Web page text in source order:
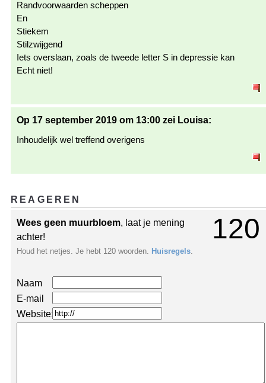
Randvoorwaarden scheppen
En
Stiekem
Stilzwijgend
Iets overslaan, zoals de tweede letter S in depressie kan
Echt niet!
Op 17 september 2019 om 13:00 zei Louisa:
Inhoudelijk wel treffend overigens
REAGEREN
120
Wees geen muurbloem, laat je mening
achter!
Houd het netjes. Je hebt 120 woorden. Huisregels
Naam
E-mail
Website: